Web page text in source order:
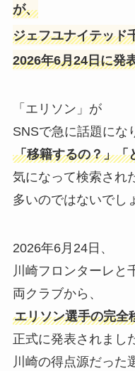
が、
ジェフユナイテッド
2026年6月24日に発
「エリソン」が
SNSで急に話題にな
「移籍するの？」「
気になって検索され
多いのではないでし
2026年6月24日、
川崎フロンターレと
両クラブから、
エリソン選手の完全
正式に発表されまし
川崎の得点源だった